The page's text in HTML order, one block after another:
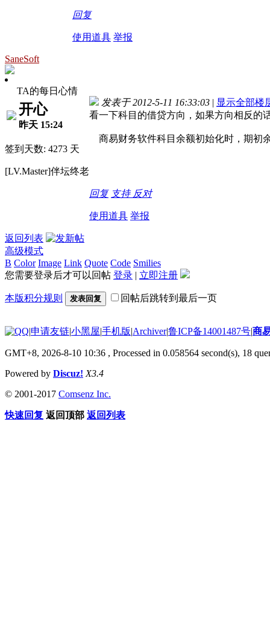
回复
使用道具 举报
SaneSoft
TA的每日心情
开心
昨天 15:24
签到天数: 4273 天
[LV.Master]伴坛终老
发表于 2012-5-11 16:33:03 | 显示全部楼
看一下科目的借贷方向，如果方向相反的
商易财务软件科目余额初始化时，期初
回复 支持 反对
使用道具 举报
返回列表
高级模式
B Color Image Link Quote Code Smilies
您需要登录后才可以回帖 登录 | 立即注册
本版积分规则 发表回复 回帖后跳转到最后一页
|申请友链|小黑屋|手机版|Archiver|鲁ICP备14001487号|商
GMT+8, 2026-8-10 10:36 , Processed in 0.058564 second(s), 18
Powered by Discuz! X3.4
© 2001-2017 Comsenz Inc.
快速回复 返回顶部 返回列表